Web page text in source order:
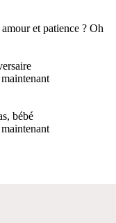
et patience ? Oh
bébé